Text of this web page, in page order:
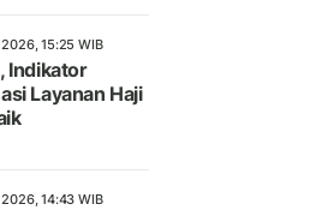
15:25 WIB
Indikator
Layanan Haji
14:43 WIB